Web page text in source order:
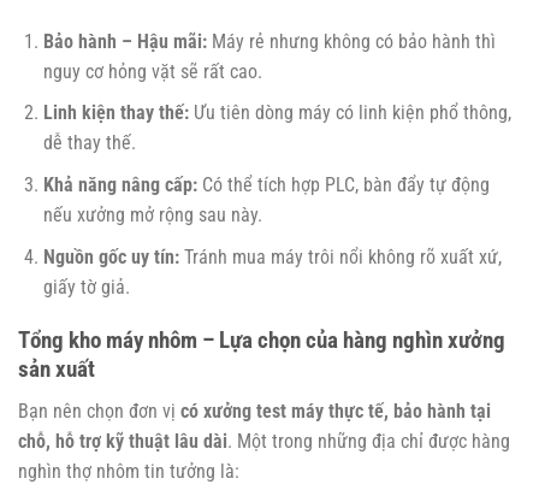
Bảo hành – Hậu mãi:Máy rẻ nhưng không có bảo hành thì
nguy cơ hỏng vặt sẽ rất cao.
Linh kiện thay thế:Ưu tiên dòng máy có linh kiện phổ thông,
dễ thay thế.
Khả năng nâng cấp:Có thể tích hợp PLC, bàn đẩy tự động
nếu xưởng mở rộng sau này.
Nguồn gốc uy tín:Tránh mua máy trôi nổi không rõ xuất xứ,
giấy tờ giả.
Tổng kho máy nhôm – Lựa chọn của hàng nghìn xưởng
sản xuất
Bạn nên chọn đơn vị có xưởng test máy thực tế, bảo hành tại
chỗ, hỗ trợ kỹ thuật lâu dài. Một trong những địa chỉ được hàng
nghìn thợ nhôm tin tưởng là: